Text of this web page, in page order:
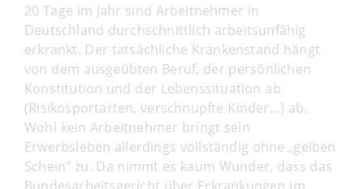
20 Tage im Jahr sind Arbeitnehmer in
Deutschland durchschnittlich arbeitsunfähig
erkrankt. Der tatsächliche Krankenstand hängt
von dem ausgeübten Beruf, der persönlichen
Konstitution und der Lebenssituation ab
(Risikosportarten, verschnupfte Kinder…) ab.
Wohl kein Arbeitnehmer bringt sein
Erwerbsleben allerdings vollständig ohne „gelben
Schein“ zu. Da nimmt es kaum Wunder, dass das